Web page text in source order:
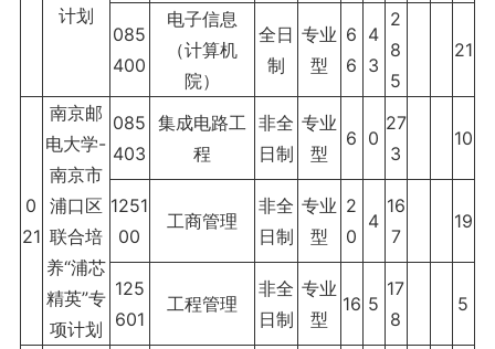
计划
085
400
电子信息
（计算机
院）
全日
制
专业
型
6
6
4
3
2
8
5
21
0
21
南京邮
电大学-
南京市
浦口区
联合培
养“浦芯
精英”专
项计划
085
403
集成电路工
程
非全
日制
专业
型
6 0
27
3
10
1251
00
工商管理
非全
日制
专业
型
2
0
4
16
7
19
125
601
工程管理
非全
日制
专业
型
16 5
17
8
5